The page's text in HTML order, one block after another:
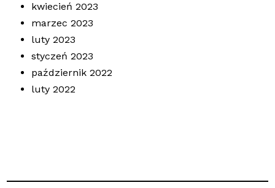
kwiecień 2023
marzec 2023
luty 2023
styczeń 2023
październik 2022
luty 2022